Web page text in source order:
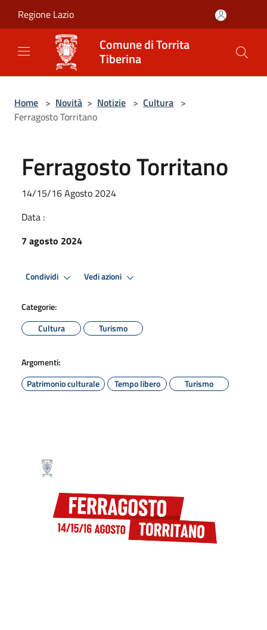
Regione Lazio
Comune di Torrita
Tiberina
Home > Novità > Notizie > Cultura >
Ferragosto Torritano
Ferragosto Torritano
14/15/16 Agosto 2024
Data :
7 agosto 2024
Condividi Vedi azioni
Categorie:
Cultura
Turismo
Argomenti:
Patrimonio culturale
Tempo libero Turismo